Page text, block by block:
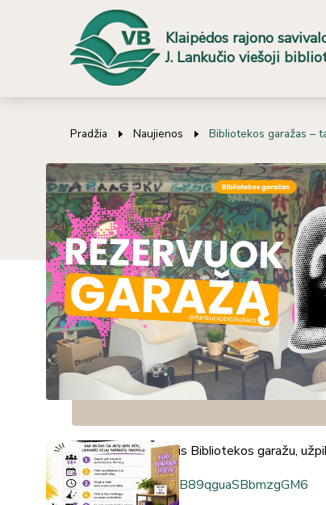
Klaipėdos rajono
J. Lankučio viešoji
Pradžia Naujienos Bibliotekos garažas –
Bibliotekos garažas –
bendrauti ir leisti laiką
Bibliotekos garažas – tai jaunimui skirta
draugais, bendrauti, mokytis, kurti, planuoti
Erdvė skirta jaunimui nuo14 metųir ja galima
rezervavus laiką.
Norėdamas naudotis Bibliotekos garažu,
https://forms.gle/DB89qguaSBbmzgGM6